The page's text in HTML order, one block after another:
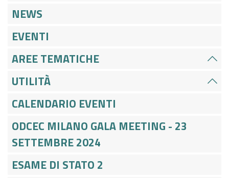
NEWS
EVENTI
AREE TEMATICHE
UTILITÀ
CALENDARIO EVENTI
ODCEC MILANO GALA MEETING - 23
SETTEMBRE 2024
ESAME DI STATO 2